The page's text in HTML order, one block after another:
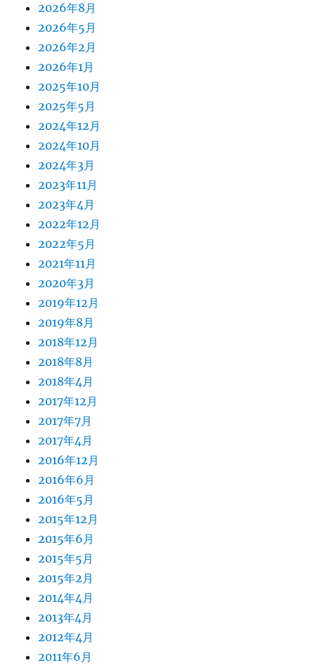
2026年8月
2026年5月
2026年2月
2026年1月
2025年10月
2025年5月
2024年12月
2024年10月
2024年3月
2023年11月
2023年4月
2022年12月
2022年5月
2021年11月
2020年3月
2019年12月
2019年8月
2018年12月
2018年8月
2018年4月
2017年12月
2017年7月
2017年4月
2016年12月
2016年6月
2016年5月
2015年12月
2015年6月
2015年5月
2015年2月
2014年4月
2013年4月
2012年4月
2011年6月